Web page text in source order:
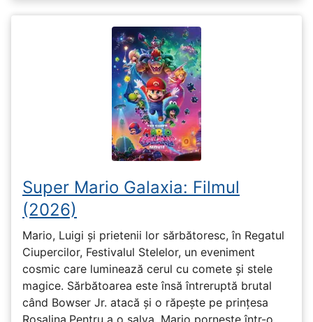
Super Mario Galaxia: Filmul
(2026)
Mario, Luigi și prietenii lor sărbătoresc, în Regatul
Ciupercilor, Festivalul Stelelor, un eveniment
cosmic care luminează cerul cu comete și stele
magice. Sărbătoarea este însă întreruptă brutal
când Bowser Jr. atacă și o răpește pe prinţesa